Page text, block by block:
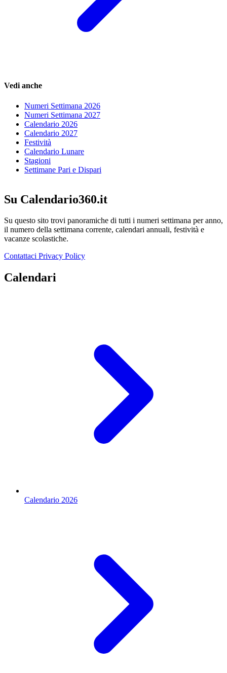
Vedi anche
Numeri Settimana 2026
Numeri Settimana 2027
Calendario 2026
Calendario 2027
Festività
Calendario Lunare
Stagioni
Settimane Pari e Dispari
Su Calendario360.it
Su questo sito trovi panoramiche di tutti i numeri settimana per anno,
il numero della settimana corrente, calendari annuali, festività e
vacanze scolastiche.
Contattaci Privacy Policy
Calendari
Calendario 2026